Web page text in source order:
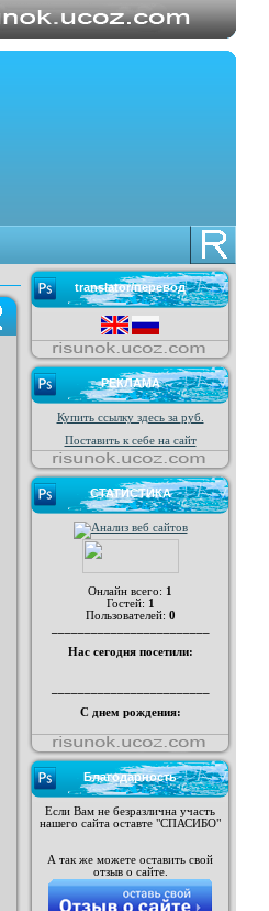
translator/перевод
РЕКЛАМА
Купить ссылку здесь за руб.
Поставить к себе на сайт
СТАТИСТИКА
Онлайн всего: 1
Гостей: 1
Пользователей: 0
Нас сегодня посетили:
С днем рождения:
Благодарность
Если Вам не безразлична участь
нашего сайта оставте "СПАСИБО"
А так же можете оставить свой
отзыв о сайте.